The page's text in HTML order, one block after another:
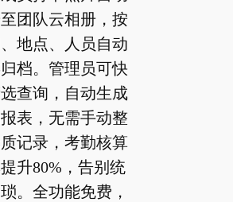
团队云相册，按
地点、人员自动
档。管理员可快
查询，自动生成
表，无需手动整
记录，考勤核算
升80%，告别统
。全功能免费，